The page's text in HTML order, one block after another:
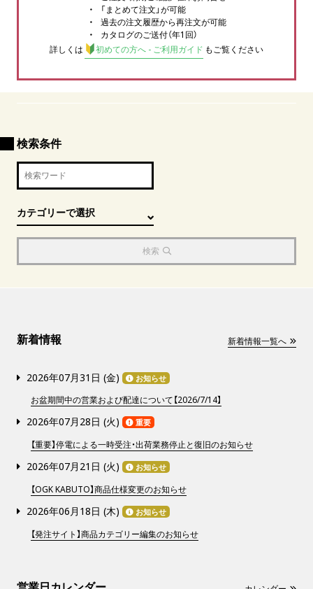
「まとめて注文」が可能
過去の注文履歴から再注文が可能
カタログのご送付（年1回）
詳しくは
初めての方へ - ご利用ガイド もご覧ください
検索条件
検索
新着情報 新着情報一覧へ
2026年07月31日 (金) お知らせ
お盆期間中の営業および配達について【2026/7/14】
2026年07月28日 (火) 重要
【重要】停電による一時受注・出荷業務停止と復旧のお知らせ
2026年07月21日 (火) お知らせ
【OGK KABUTO】商品仕様変更のお知らせ
2026年06月18日 (木) お知らせ
【発注サイト】商品カテゴリー編集のお知らせ